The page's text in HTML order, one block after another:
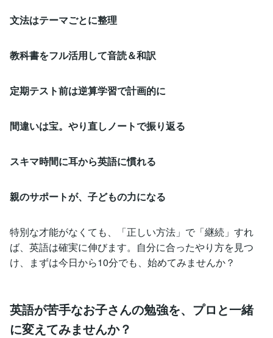
文法はテーマごとに整理
教科書をフル活用して音読＆和訳
定期テスト前は逆算学習で計画的に
間違いは宝。やり直しノートで振り返る
スキマ時間に耳から英語に慣れる
親のサポートが、子どもの力になる
特別な才能がなくても、「正しい方法」で「継続」すれ
ば、英語は確実に伸びます。自分に合ったやり方を見つ
け、まずは今日から10分でも、始めてみませんか？
英語が苦手なお子さんの勉強を、プロと一緒
に変えてみませんか？